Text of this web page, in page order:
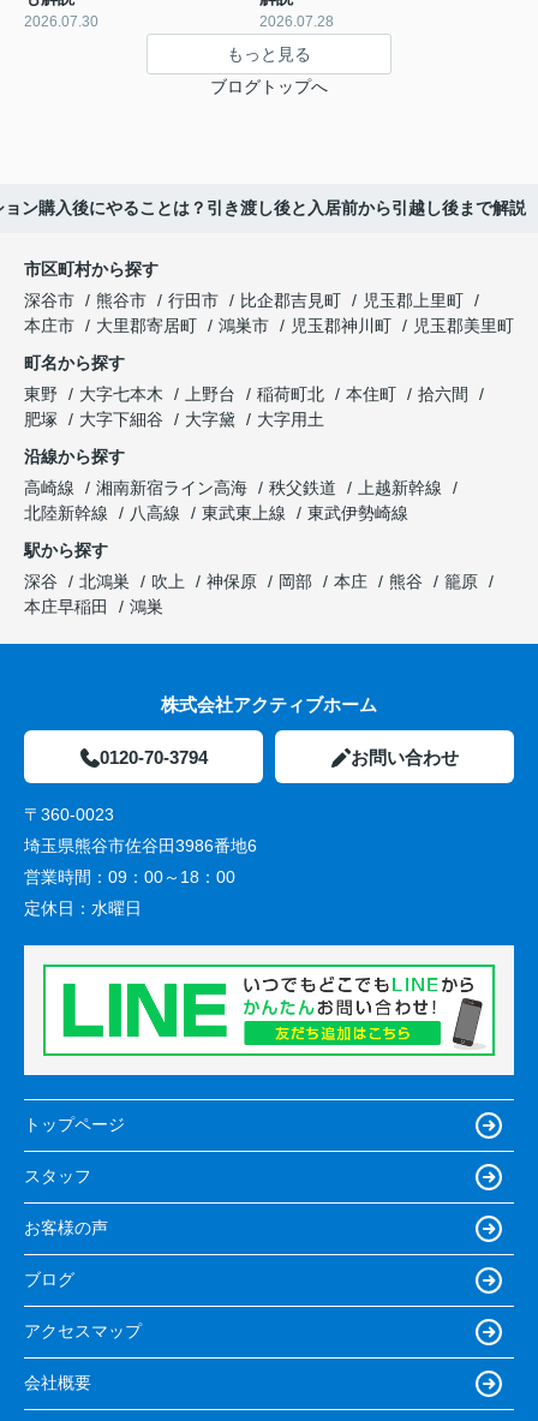
2026.07.30 2026.07.28
もっと見る
ブログトップへ
ョン購入後にやることは？引き渡し後と入居前から引越し後まで解説
市区町村から探す
深谷市
熊谷市 行田市 比企郡吉見町
児玉郡上里町
本庄市
大里郡寄居町 鴻巣市 児玉郡神川町
児玉郡美里町
町名から探す
東野
大字七本木 上野台 稲荷町北 本住町
拾六間
肥塚
大字下細谷 大字黛
大字用土
沿線から探す
高崎線
湘南新宿ライン高海 秩父鉄道
上越新幹線
北陸新幹線
八高線 東武東上線
東武伊勢崎線
駅から探す
深谷
北鴻巣 吹上 神保原 岡部 本庄 熊谷
籠原
本庄早稲田
鴻巣
株式会社アクティブホーム
0120-70-3794 お問い合わせ
〒360-0023
埼玉県熊谷市佐谷田3986番地6
営業時間： 09：00～18：00
定休日： 水曜日
トップページ
スタッフ
お客様の声
ブログ
アクセスマップ
会社概要